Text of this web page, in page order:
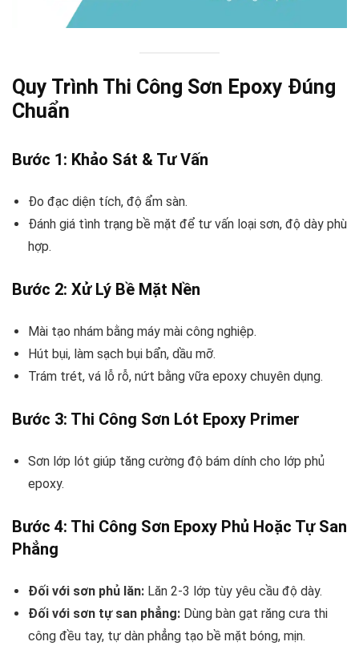
Quy Trình Thi Công Sơn Epoxy Đúng
Chuẩn
Bước 1: Khảo Sát & Tư Vấn
Đo đạc diện tích, độ ẩm sàn.
Đánh giá tình trạng bề mặt để tư vấn loại sơn, độ dày phù
hợp.
Bước 2: Xử Lý Bề Mặt Nền
Mài tạo nhám bằng máy mài công nghiệp.
Hút bụi, làm sạch bụi bẩn, dầu mỡ.
Trám trét, vá lỗ rỗ, nứt bằng vữa epoxy chuyên dụng.
Bước 3: Thi Công Sơn Lót Epoxy Primer
Sơn lớp lót giúp tăng cường độ bám dính cho lớp phủ
epoxy.
Bước 4: Thi Công Sơn Epoxy Phủ Hoặc Tự San
Phẳng
Đối với sơn phủ lăn: Lăn 2-3 lớp tùy yêu cầu độ dày.
Đối với sơn tự san phẳng: Dùng bàn gạt răng cưa thi
công đều tay, tự dàn phẳng tạo bề mặt bóng, mịn.